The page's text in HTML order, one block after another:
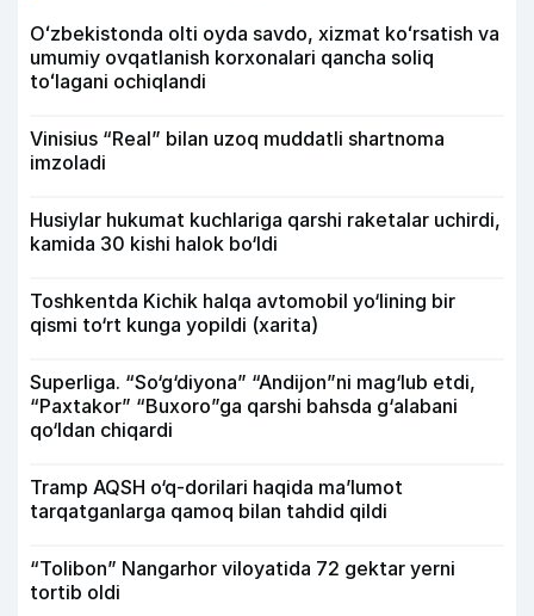
Oʻzbekistonda olti oyda savdo, xizmat koʻrsatish va
umumiy ovqatlanish korxonalari qancha soliq
toʻlagani ochiqlandi
Vinisius “Real” bilan uzoq muddatli shartnoma
imzoladi
Husiylar hukumat kuchlariga qarshi raketalar uchirdi,
kamida 30 kishi halok bo‘ldi
Toshkentda Kichik halqa avtomobil yo‘lining bir
qismi to‘rt kunga yopildi (xarita)
Superliga. “So‘g‘diyona” “Andijon”ni mag‘lub etdi,
“Paxtakor” “Buxoro”ga qarshi bahsda g‘alabani
qo‘ldan chiqardi
Tramp AQSH o‘q-dorilari haqida ma’lumot
tarqatganlarga qamoq bilan tahdid qildi
“Tolibon” Nangarhor viloyatida 72 gektar yerni
tortib oldi